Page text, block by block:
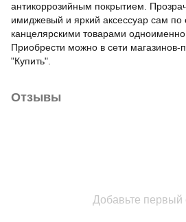
антикоррозийным покрытием.
имиджевый и яркий аксессуар сам по
канцелярскими товарами
Приобрести можно в сети магазинов-
"Купить".
Отзывы
Добавьте первый